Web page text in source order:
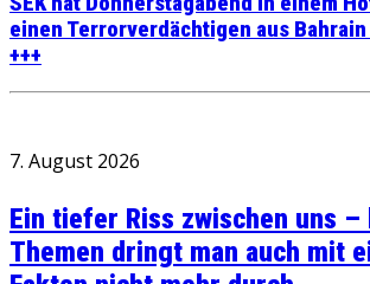
einen Terrorverdächtigen aus
+++
7. August 2026
Ein tiefer Riss zwischen uns –
Themen dringt man auch mit